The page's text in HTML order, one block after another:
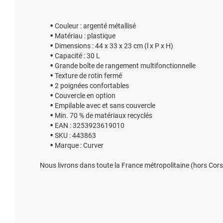
Couleur : argenté métallisé
Matériau : plastique
Dimensions : 44 x 33 x 23 cm (l x P x H)
Capacité : 30 L
Grande boîte de rangement multifonctionnelle
Texture de rotin fermé
2 poignées confortables
Couvercle en option
Empilable avec et sans couvercle
Min. 70 % de matériaux recyclés
EAN : 3253923619010
SKU : 443863
Marque : Curver
Nous livrons dans toute la France métropolitaine (hors